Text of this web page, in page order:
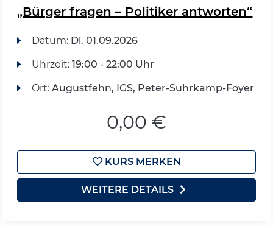
„Bürger fragen – Politiker antworten“
Datum: Di. 01.09.2026
Uhrzeit: 19:00 - 22:00 Uhr
Ort: Augustfehn, IGS, Peter-Suhrkamp-Foyer
0,00 €
KURS MERKEN
WEITERE DETAILS